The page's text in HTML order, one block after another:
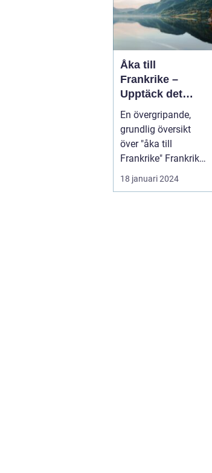
Åka till
Frankrike –
Upptäck det
magiska landet
vid Eiffeltornet
och bortom
En övergripande,
grundlig översikt
över "åka till
Frankrike" Frankrike
är ett land som
lockar besök...
18 januari 2024